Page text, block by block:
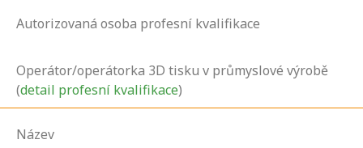
Autorizovaná osoba profesní kvalifikace
Operátor/operátorka 3D tisku v průmyslové výrobě
(detail profesní kvalifikace)
Název